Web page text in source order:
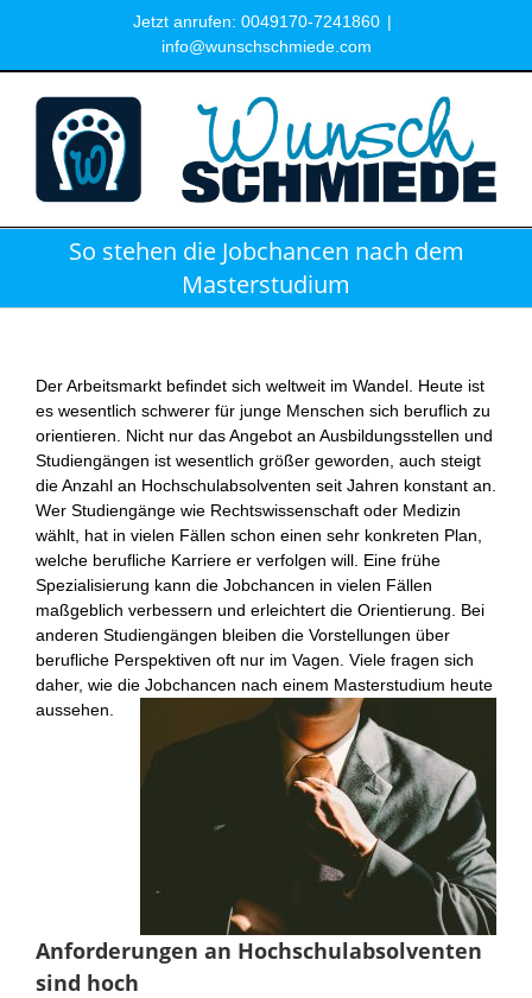
Jetzt anrufen: 0049170-7241860 |
info@wunschschmiede.com
So stehen die Jobchancen nach dem
Masterstudium
Der Arbeitsmarkt befindet sich weltweit im Wandel. Heute ist
es wesentlich schwerer für junge Menschen sich beruflich zu
orientieren. Nicht nur das Angebot an Ausbildungsstellen und
Studiengängen ist wesentlich größer geworden, auch steigt
die Anzahl an Hochschulabsolventen seit Jahren konstant an.
Wer Studiengänge wie Rechtswissenschaft oder Medizin
wählt, hat in vielen Fällen schon einen sehr konkreten Plan,
welche berufliche Karriere er verfolgen will. Eine frühe
Spezialisierung kann die Jobchancen in vielen Fällen
maßgeblich verbessern und erleichtert die Orientierung. Bei
anderen Studiengängen bleiben die Vorstellungen über
berufliche Perspektiven oft nur im Vagen. Viele fragen sich
daher, wie die Jobchancen nach einem Masterstudium heute
aussehen.
Anforderungen an Hochschulabsolventen
sind hoch